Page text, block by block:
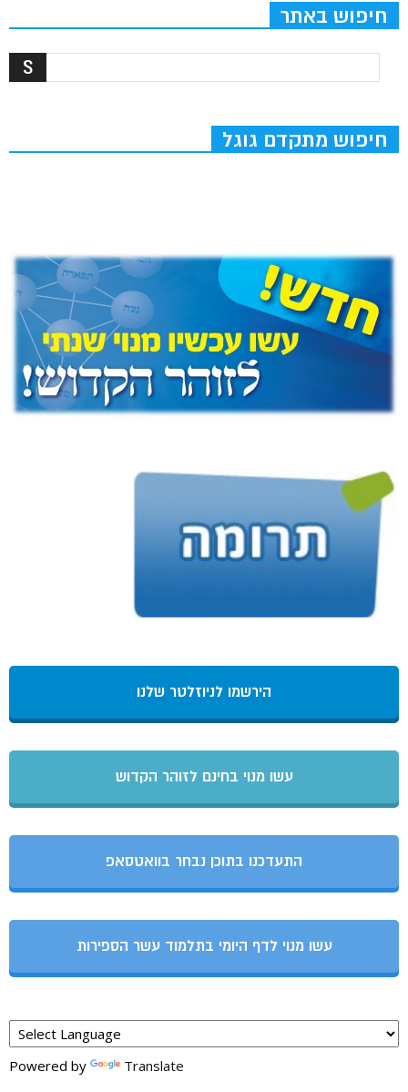
חיפוש באתר
חיפוש מתקדם גוגל
הירשמו לניוזלטר שלנו
עשו מנוי בחינם לזוהר הקדוש
התעדכנו בתוכן נבחר בוואטסאפ
עשו מנוי לדף היומי בתלמוד עשר הספירות
Powered by Translate